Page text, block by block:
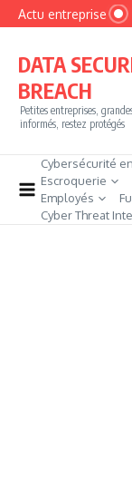
Aller au contenu
Actu entreprise
DATA
BREACH
Petites entreprises,
informés, restez protégés
Cybersécurité
Escroquerie
Employés
Cyber Threat